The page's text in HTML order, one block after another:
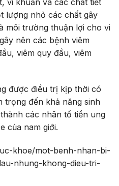
lượng nhỏ các chất gây
môi trường thuận lợi cho vi
nên các bệnh viêm
viêm quy đầu, viêm
được điều trị kịp thời có
trọng đến khả năng sinh
các nhân tố tiền ung
của nam giới.
khoe/mot-benh-nhan-bi-
nhung-khong-dieu-tri-